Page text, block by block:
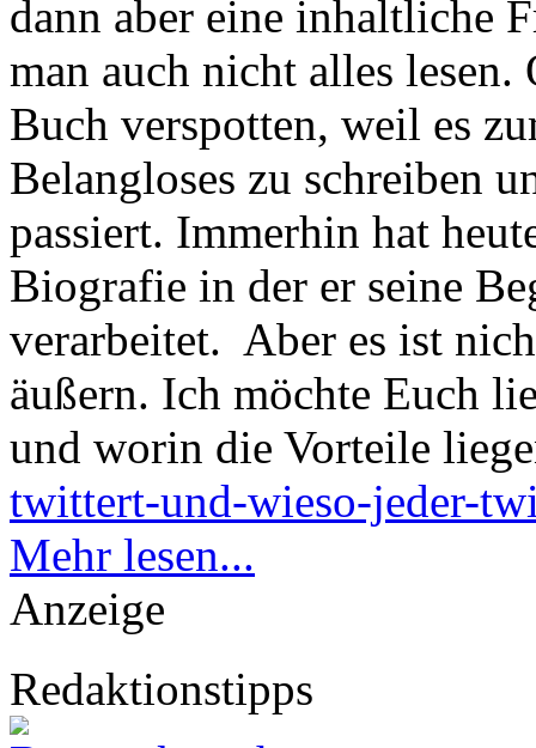
dann aber eine inhaltliche
man auch nicht alles lesen.
Buch verspotten, weil es
Belangloses zu schreiben
passiert. Immerhin hat
Biografie in der er seine
verarbeitet. Aber es ist
äußern. Ich möchte Euch
und worin die Vorteile
twittert-und-wieso-jeder-
Mehr lesen...
Anzeige
Redaktionstipps